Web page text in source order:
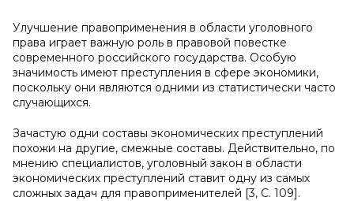
Улучшение правоприменения в области уголовного
права играет важную роль в правовой повестке
современного российского государства. Особую
значимость имеют преступления в сфере экономики,
поскольку они являются одними из статистически часто
случающихся.
Зачастую одни составы экономических преступлений
похожи на другие, смежные составы. Действительно, по
мнению специалистов, уголовный закон в области
экономических преступлений ставит одну из самых
сложных задач для правоприменителей [3, C. 109].